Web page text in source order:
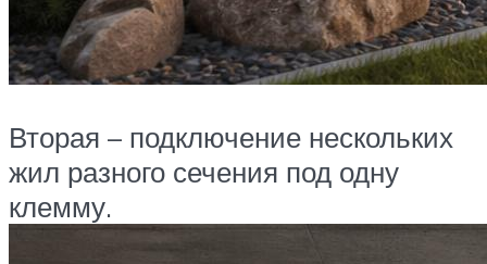
Вторая – подключение нескольких
жил разного сечения под одну
клемму.